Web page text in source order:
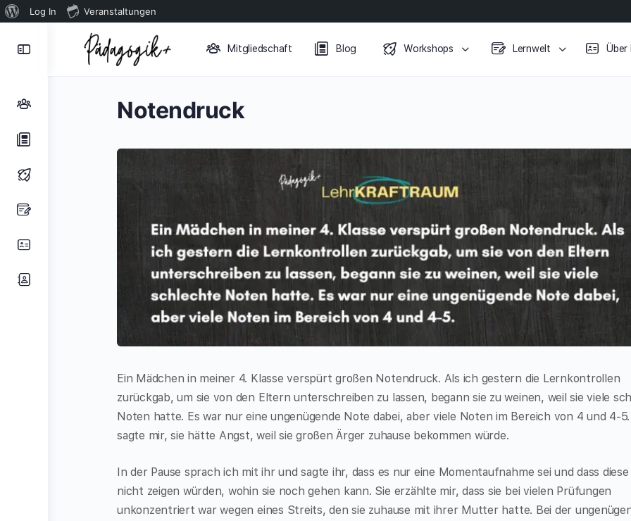
Über
Log In Veranstaltungen
Mitgliedschaft Blog Workshops Lernwelt Über
Notendruck
Ein Mädchen in meiner 4. Klasse verspürt großen Notendruck. Als ich gestern die Lernkontrollen
zurückgab, um sie von den Eltern unterschreiben zu lassen, begann sie zu weinen, weil sie viele
Noten hatte. Es war nur eine ungenügende Note dabei, aber viele Noten im Bereich von 4 und 4-
sagte mir, sie hätte Angst, weil sie großen Ärger zuhause bekommen würde.
In der Pause sprach ich mit ihr und sagte ihr, dass es nur eine Momentaufnahme sei und dass
nicht zeigen würden, wohin sie noch gehen kann. Sie erzählte mir, dass sie bei vielen Prüfungen
unkonzentriert war wegen eines Streits, den sie zuhause mit ihrer Mutter hatte. Bei der